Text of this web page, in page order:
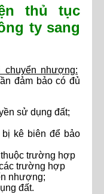
thủ tục
ty sang
nhượng:
đảm bảo có đủ
sử dụng đất;
kê biên để bảo
trường hợp
trường hợp
nhượng;
đất.